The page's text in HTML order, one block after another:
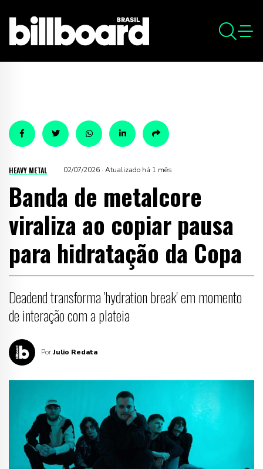
HEAVY METAL 02/07/2026 · Atualizado há 1 mês
Banda de metalcore
viraliza ao copiar pausa
para hidratação da Copa
Deadend transforma 'hydration break' em momento
de interação com a plateia
PorJulio Redata